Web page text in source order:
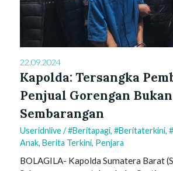
22.09.2024
Kapolda: Tersangka
Penjual Gorengan
Sembarangan
Useridnlive/#beritapagi, #beritaterkini,
Anak, Berita Terkini, Penjara
BOLAGILA- Kapolda Sumatera Barat